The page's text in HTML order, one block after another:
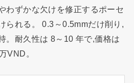
わずかな欠けを修正するポーセ
られる。 0.3～0.5mmだけ削り,
。耐久性は 8～10 年で,価格は
VND。